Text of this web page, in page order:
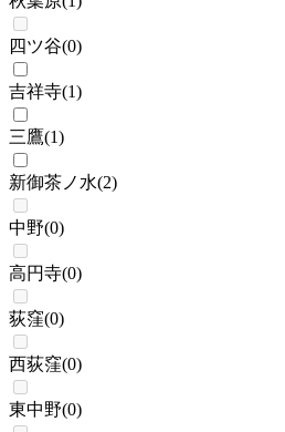
四ツ谷(0)
吉祥寺(1)
三鷹(1)
新御茶ノ水(2)
中野(0)
高円寺(0)
荻窪(0)
西荻窪(0)
東中野(0)